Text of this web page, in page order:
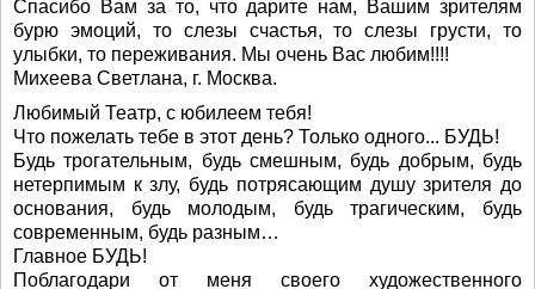
Спасибо Вам за то, что дарите нам, Вашим зрителям
бурю эмоций, то слезы счастья, то слезы грусти, то
улыбки, то переживания. Мы очень Вас любим!!!!
Михеева Светлана, г. Москва.
Любимый Театр, с юбилеем тебя!
Что пожелать тебе в этот день? Только одного... БУДЬ!
Будь трогательным, будь смешным, будь добрым, будь
нетерпимым к злу, будь потрясающим душу зрителя до
основания, будь молодым, будь трагическим, будь
современным, будь разным…
Главное БУДЬ!
Поблагодари от меня своего художественного